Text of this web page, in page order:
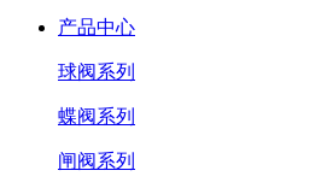
产品中心
球阀系列
蝶阀系列
闸阀系列